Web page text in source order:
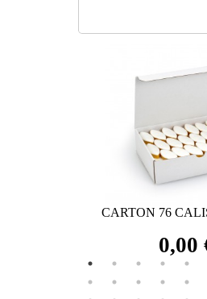
CARTON 76
0,00